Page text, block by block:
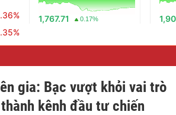
1,767.71 0.17%
gia: Bạc vượt khỏi vai trò
kênh đầu tư chiến